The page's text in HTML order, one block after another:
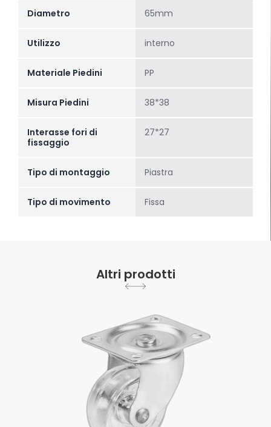
Diametro 65mm
Utilizzo interno
Materiale Piedini PP
Misura Piedini 38*38
Interasse fori di
fissaggio
27*27
Tipo di montaggio Piastra
Tipo di movimento Fissa
Altri prodotti